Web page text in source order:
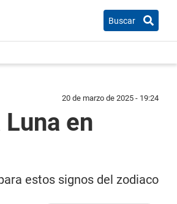
Buscar
20 de marzo de 2025 - 19:24
en
estos signos del zodiaco